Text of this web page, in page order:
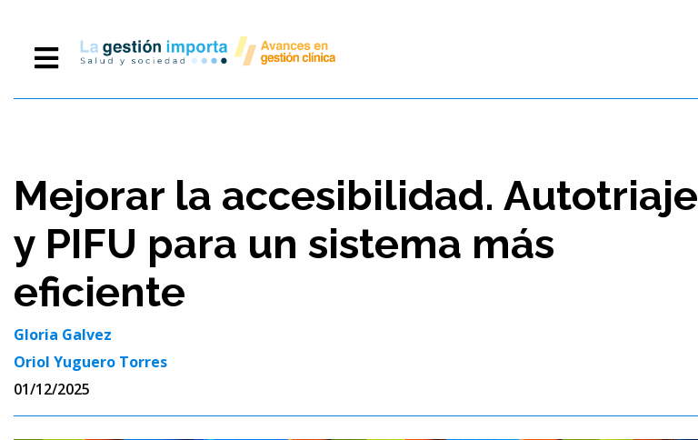
Mejorar la accesibilidad. Autotriaje
y PIFU para un sistema más
eficiente
Gloria Galvez
Oriol Yuguero Torres
01/12/2025